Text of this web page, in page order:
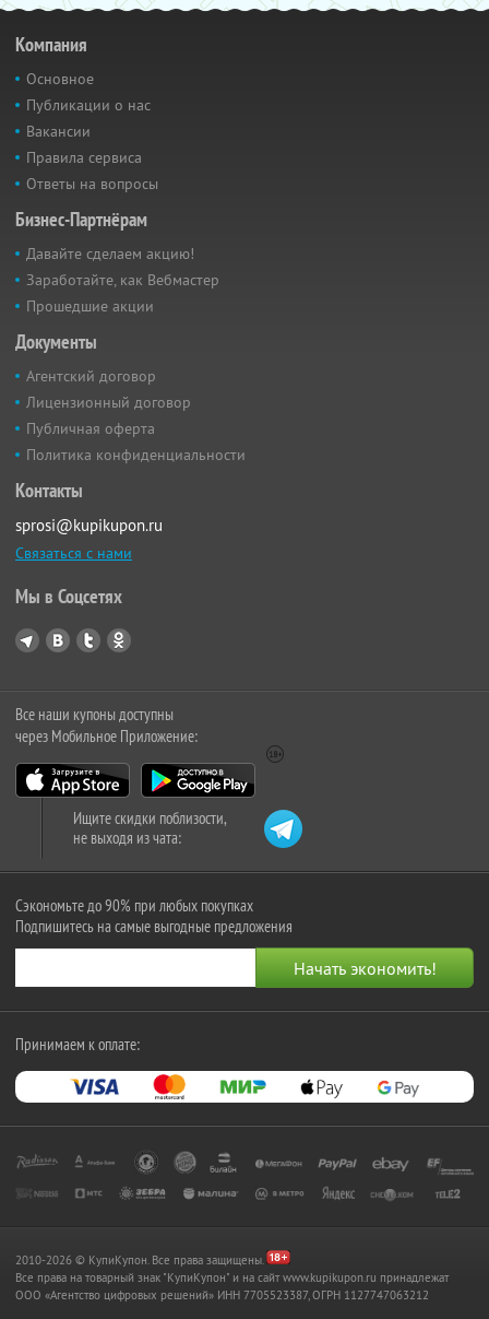
Компания
Основное
Публикации о нас
Вакансии
Правила сервиса
Ответы на вопросы
Бизнес-Партнёрам
Давайте сделаем акцию!
Заработайте, как Вебмастер
Прошедшие акции
Документы
Агентский договор
Лицензионный договор
Публичная оферта
Политика конфиденциальности
Контакты
sprosi@kupikupon.ru
Связаться с нами
Мы в Соцсетях
Все наши купоны доступны
через Мобильное Приложение:
Ищите скидки поблизости,
не выходя из чата:
Сэкономьте до 90% при любых покупках
Подпишитесь на самые выгодные предложения
Принимаем к оплате:
2010-2026 © КупиКупон. Все права защищены.
Все права на товарный знак "КупиКупон" и на сайт www.kupikupon.ru принадлежат
OOO «Агентство цифровых решений» ИНН 7705523387, ОГРН 1127747063212